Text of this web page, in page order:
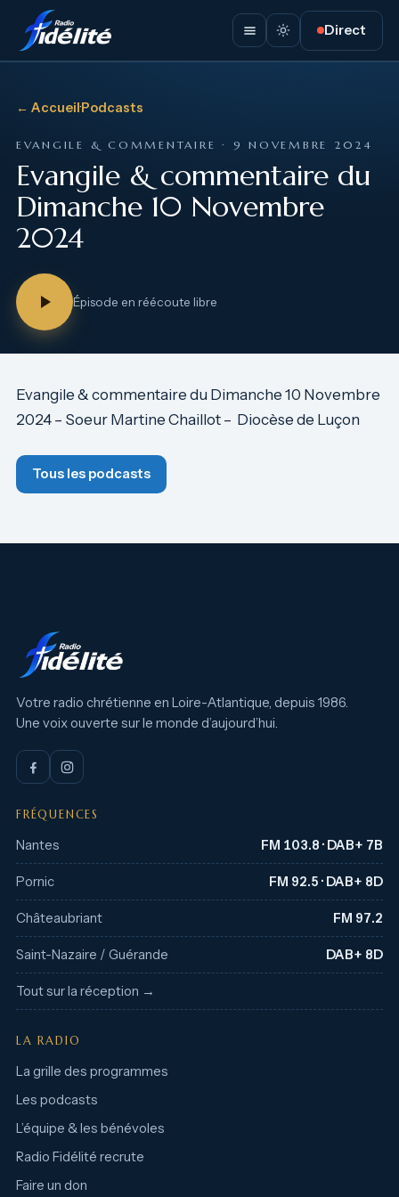
Direct
← Accueil·Podcasts
EVANGILE & COMMENTAIRE · 9 NOVEMBRE 2024
Evangile & commentaire du
Dimanche 10 Novembre
2024
Épisode en réécoute libre
Evangile & commentaire du Dimanche 10 Novembre
2024 – Soeur Martine Chaillot – Diocèse de Luçon
Tous les podcasts
Votre radio chrétienne en Loire-Atlantique, depuis 1986.
Une voix ouverte sur le monde d’aujourd’hui.
FRÉQUENCES
Nantes FM 103.8 · DAB+ 7B
Pornic FM 92.5 · DAB+ 8D
Châteaubriant FM 97.2
Saint-Nazaire / Guérande DAB+ 8D
Tout sur la réception →
LA RADIO
La grille des programmes
Les podcasts
L’équipe & les bénévoles
Radio Fidélité recrute
Faire un don